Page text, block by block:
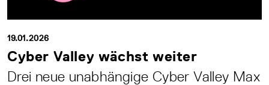
19.01.2026
Cyber Valley wächst weiter
Drei neue unabhängige Cyber Valley Max